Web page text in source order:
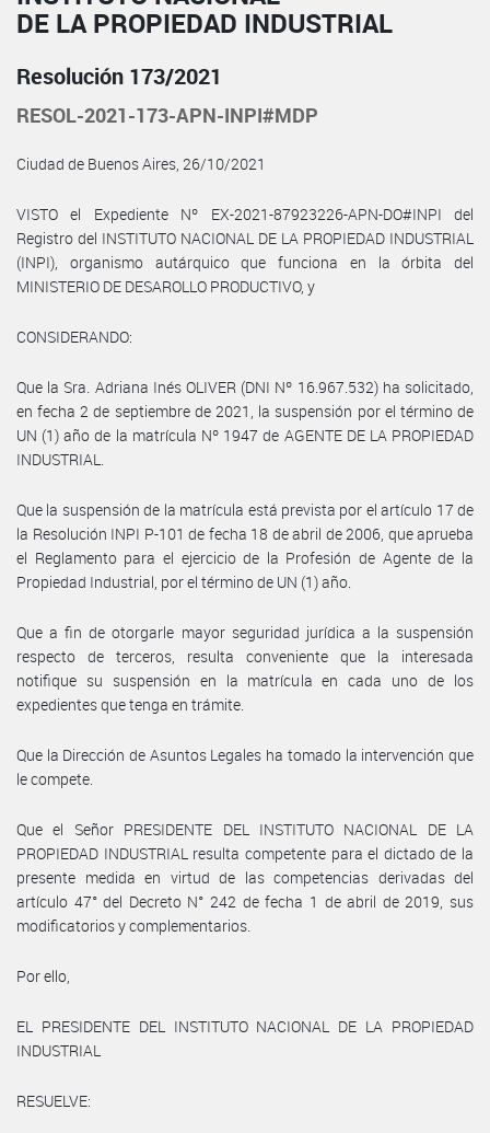
DE LA PROPIEDAD INDUSTRIAL
Resolución 173/2021
RESOL-2021-173-APN-INPI#MDP
Ciudad de Buenos Aires, 26/10/2021
VISTO el Expediente Nº EX-2021-87923226-APN-DO#INPI del
Registro del INSTITUTO NACIONAL DE LA PROPIEDAD INDUSTRIAL
(INPI), organismo autárquico que funciona en la órbita del
MINISTERIO DE DESAROLLO PRODUCTIVO, y
CONSIDERANDO:
Que la Sra. Adriana Inés OLIVER (DNI Nº 16.967.532) ha solicitado,
en fecha 2 de septiembre de 2021, la suspensión por el término de
UN (1) año de la matrícula Nº 1947 de AGENTE DE LA PROPIEDAD
INDUSTRIAL.
Que la suspensión de la matrícula está prevista por el artículo 17 de
la Resolución INPI P-101 de fecha 18 de abril de 2006, que aprueba
el Reglamento para el ejercicio de la Profesión de Agente de la
Propiedad Industrial, por el término de UN (1) año.
Que a fin de otorgarle mayor seguridad jurídica a la suspensión
respecto de terceros, resulta conveniente que la interesada
notifique su suspensión en la matrícula en cada uno de los
expedientes que tenga en trámite.
Que la Dirección de Asuntos Legales ha tomado la intervención que
le compete.
Que el Señor PRESIDENTE DEL INSTITUTO NACIONAL DE LA
PROPIEDAD INDUSTRIAL resulta competente para el dictado de la
presente medida en virtud de las competencias derivadas del
artículo 47° del Decreto N° 242 de fecha 1 de abril de 2019, sus
modificatorios y complementarios.
Por ello,
EL PRESIDENTE DEL INSTITUTO NACIONAL DE LA PROPIEDAD
INDUSTRIAL
RESUELVE: